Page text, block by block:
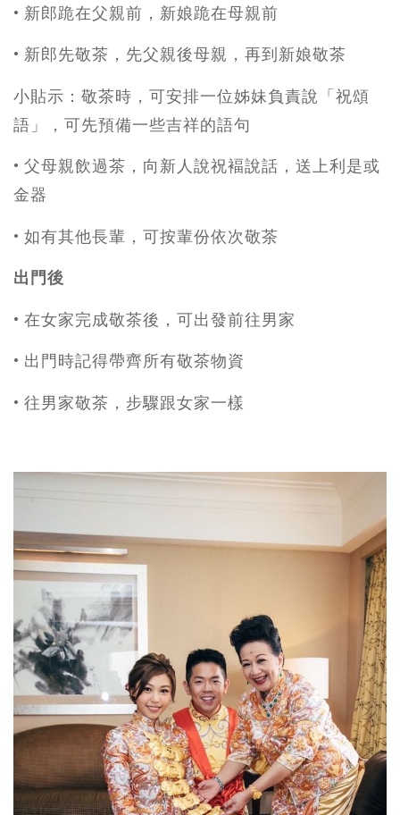
• 新郎跪在父親前，新娘跪在母親前
• 新郎先敬茶，先父親後母親，再到新娘敬茶
小貼示：敬茶時，可安排一位姊妹負責說「祝頌
語」，可先預備一些吉祥的語句
• 父母親飲過茶，向新人說祝褔說話，送上利是或
金器
• 如有其他長輩，可按輩份依次敬茶
出門後
• 在女家完成敬茶後，可出發前往男家
• 出門時記得帶齊所有敬茶物資
• 往男家敬茶，步驟跟女家一樣